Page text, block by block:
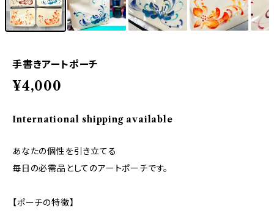
手書きアートポーチ
¥4,000
International shipping available
あなたの個性を引き立てる
毎日の必需品としてのアートポーチです。
【ポーチの特徴】